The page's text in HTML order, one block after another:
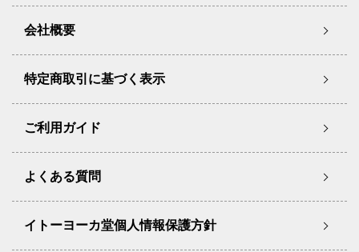
会社概要
特定商取引に基づく表示
ご利用ガイド
よくある質問
イトーヨーカ堂個人情報保護方針